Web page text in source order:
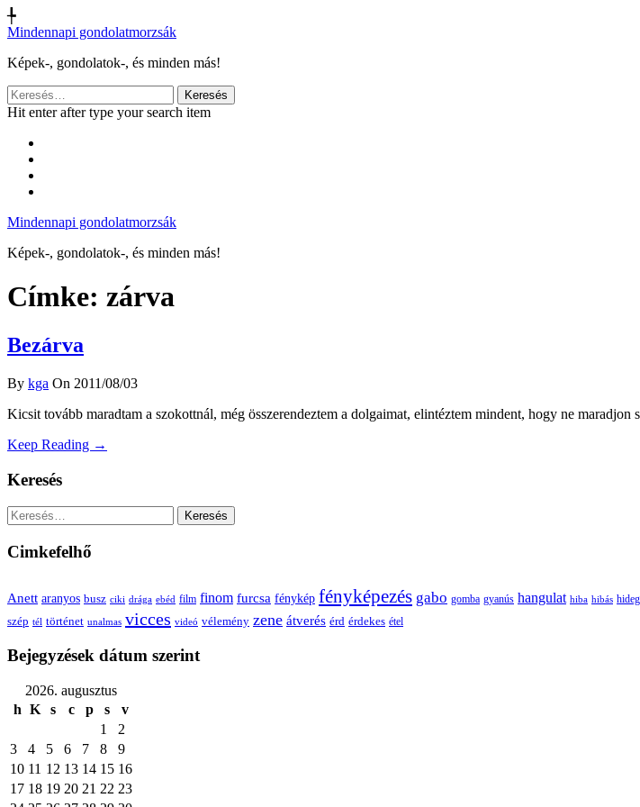
╄
Mindennapi gondolatmorzsák
Képek-, gondolatok-, és minden más!
Keresés:
Hit enter after type your search item
Mindennapi gondolatmorzsák
Képek-, gondolatok-, és minden más!
Címke: zárva
Bezárva
By kga On 2011/08/03
Kicsit tovább maradtam a szokottnál, még összerendeztem a dolgaimat, elintéztem mindent, hogy ne
Keep Reading →
Keresés
Keresés:
Cimkefelhő
Anett aranyos busz ciki drága ebéd film finom furcsa fénykép fényképezés gabo gomba gyanús hangulat hiba hibás hideg
szép tél történet unalmas vicces videó vélemény zene átverés érd érdekes étel
Bejegyzések dátum szerint
2026. augusztus
h K s c p s
v
1
2
3
4 5 6 7 8
9
10 11 12 13 14 15 16
17 18 19 20 21 22 23